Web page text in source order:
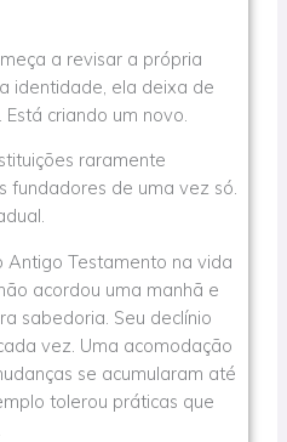
a revisar a própria
identidade, ela deixa de
criando um novo.
raramente
fundadores de uma vez só.
Testamento na vida
acordou uma manhã e
sabedoria. Seu declínio
vez. Uma acomodação
se acumularam até
tolerou práticas que